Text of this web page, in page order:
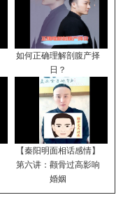
如何正确理解剖腹产择
日？
【秦阳明面相话感情】
第六讲：颧骨过高影响
婚姻